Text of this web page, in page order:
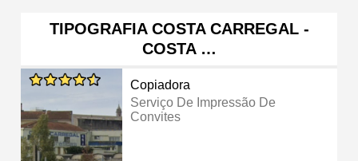
TIPOGRAFIA COSTA CARREGAL -
COSTA …
Copiadora
Serviço De Impressão De
Convites